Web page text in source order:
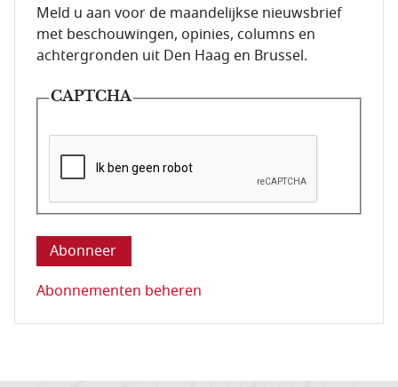
E-mailadres van de abonnee.
Meld u aan voor de maandelijkse nieuwsbrief
met beschouwingen, opinies, columns en
achtergronden uit Den Haag en Brussel.
CAPTCHA
Deze vraag is om te controleren dat u een mens
Abonnementen beheren